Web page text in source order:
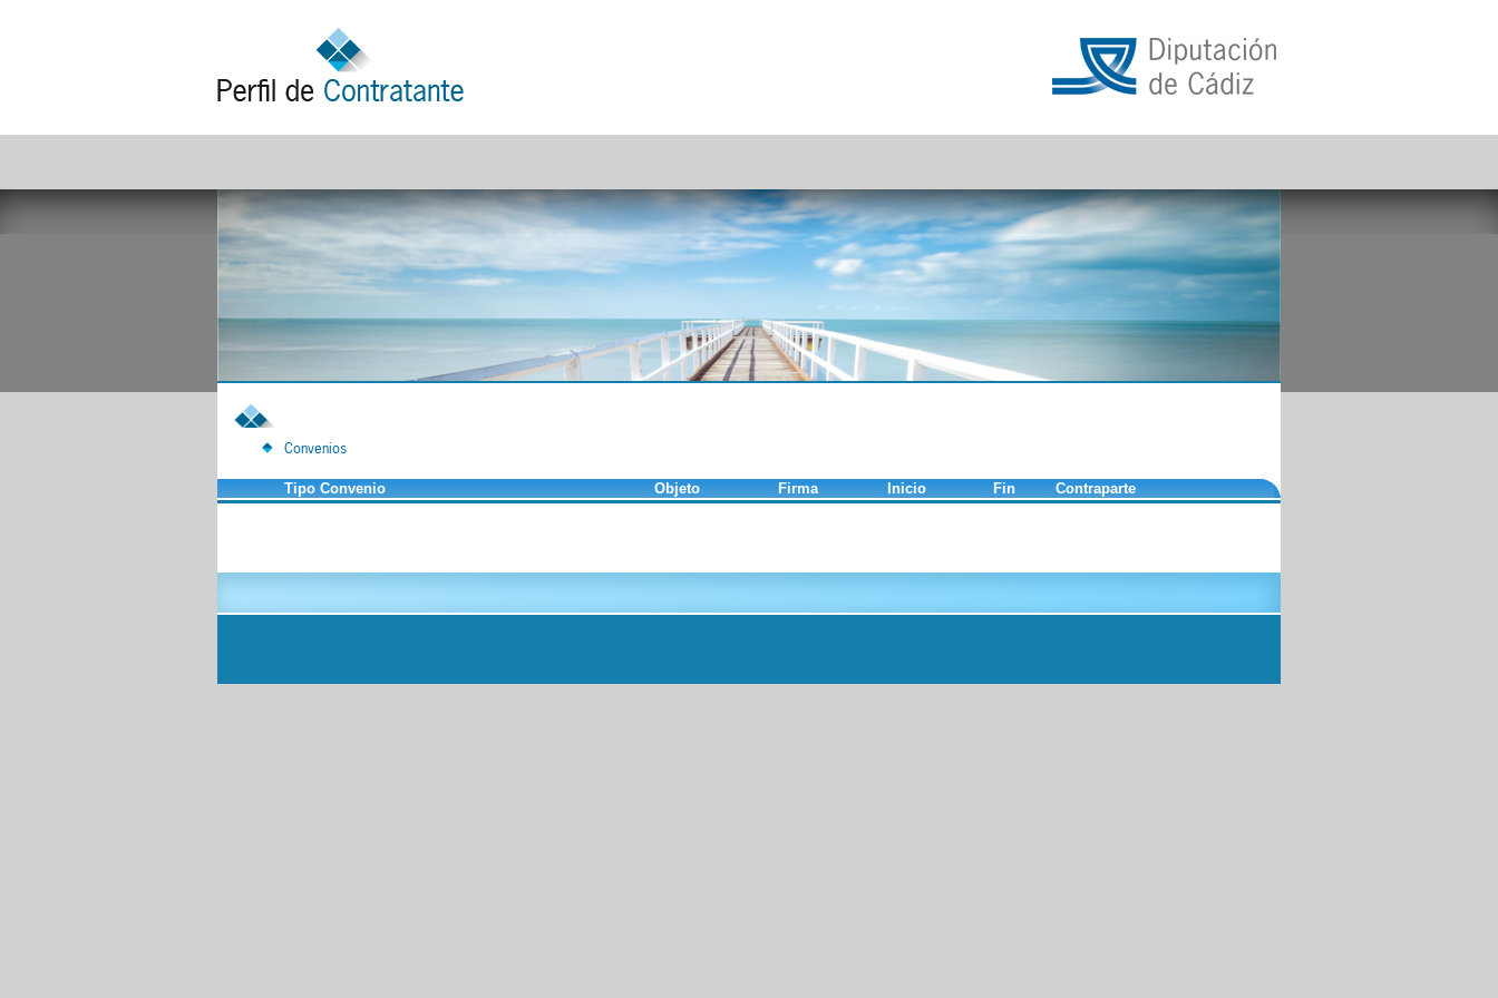
Convenios
Tipo Convenio Objeto Firma Inicio Fin Contraparte